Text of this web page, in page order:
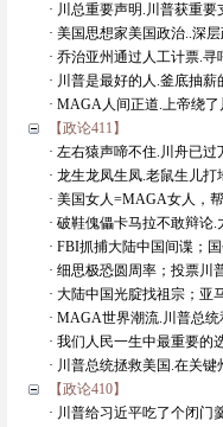
· 川总重要声明.川普获重要
· 美国思想家美国政治..深
· 乔治亚州通过人工计票.寻
· 川普是最好的人.釜底抽薪
· MAGA人间正道.上帝绕了
【政论411】
· 左右猿声啼不住.川舟已过
· 龙生龙凤生凤.老鼠生儿打
· 美国女人=MAGA女人，
· 破鞋傀儡卡马拉不敢辩论.
· FBI抓捕大陆中国间谍；
· 细思极恐圆周率；投票川
· 大陆中国光腚找祖宗；亚
· MAGA世界潮流.川普总统
· 我们人民一生中最重要的
· 川普总统拯救美国.在关键
【政论410】
· 川普给习近平吃了个闭门